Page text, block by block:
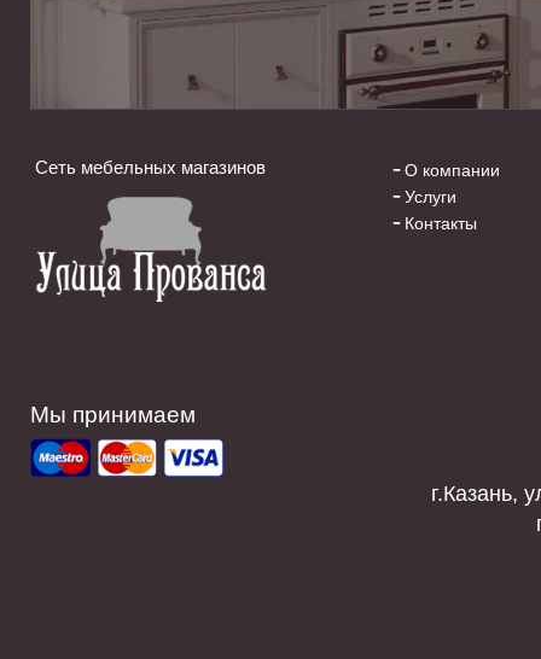
Сеть мебельных магазинов
О компании
Услуги
Контакты
Мы принимаем
г.Казань,